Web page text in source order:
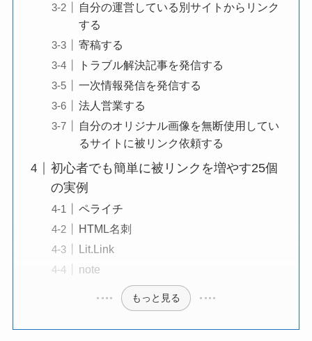
自分の運営している別サイトからリンク
する
寄稿する
トラブル解決記事を発信する
一次情報発信を発信する
法人営業する
自分のオリジナル画像を無断使用してい
るサイトに被リンク依頼する
初心者でも簡単に被リンクを増やす25個
の実例
ペライチ
HTML名刺
Lit.Link
note
もっと見る